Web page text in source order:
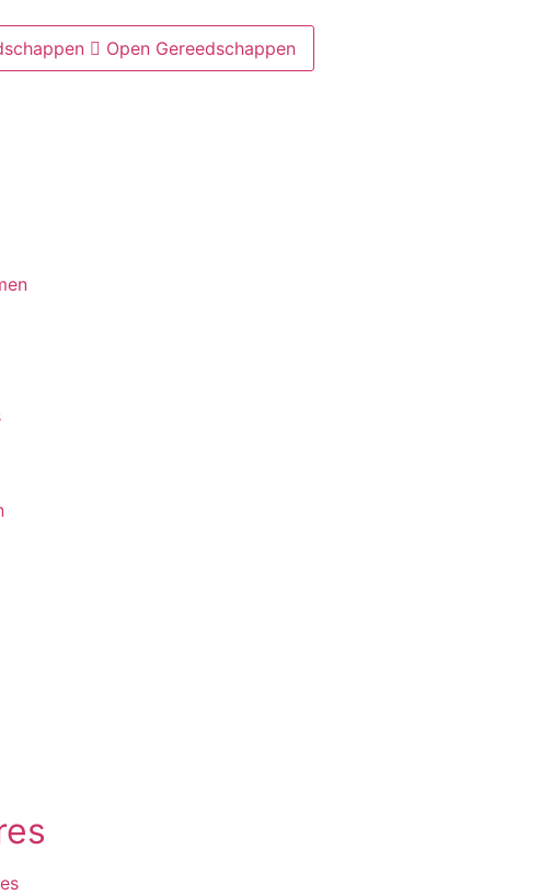
Open Gereedschappen